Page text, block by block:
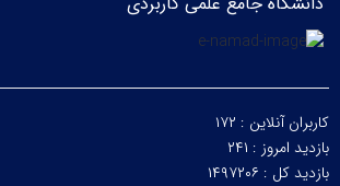
کاربران آنلاین : ۱۷۲
بازدید امروز : ۲۴۱
بازدید کل : ۱۴۹۷۲۰۶